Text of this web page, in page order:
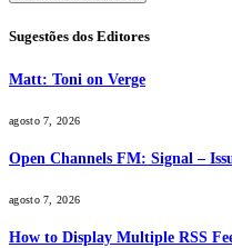
Sugestões dos Editores
Matt: Toni on Verge
agosto 7, 2026
Open Channels FM: Signal –
agosto 7, 2026
How to Display Multiple RSS